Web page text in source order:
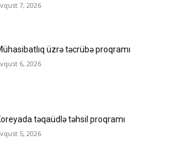
7, 2026
üzrə təcrübə proqramı
6, 2026
təqaüdlə təhsil proqramı
5, 2026